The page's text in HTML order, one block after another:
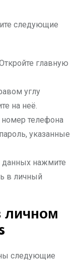
следующие
главную
углу
на неё.
номер телефона
указанные
данных нажмите
в личный
личном
следующие